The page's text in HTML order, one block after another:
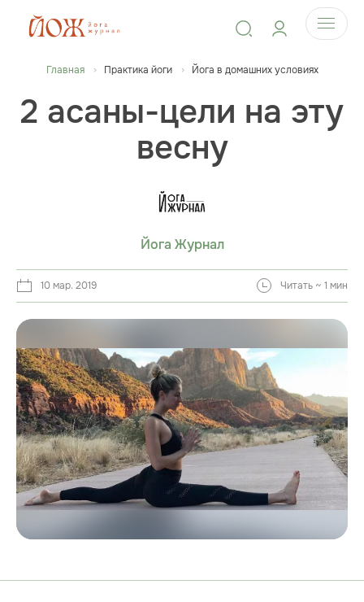
Главная Практика йоги Йога в домашних условиях
2 асаны-цели на эту
весну
Йога Журнал
10 мар. 2019 Читать ~ 1 мин